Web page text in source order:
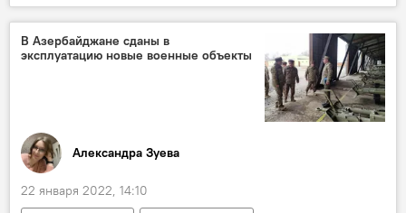
Владимир Путин
граница
Никол Пашинян
В Азербайджане сданы в
эксплуатацию новые военные объекты
Александра Зуева
22 января 2022, 14:10